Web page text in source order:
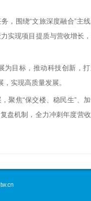
，围绕“文旅深度融合”主
实现项目提质与营收增长
为目标，推动科技创新，
实现高质量发展。
聚焦“保交楼、稳民生”、
盘机制，全力冲刺年度营收